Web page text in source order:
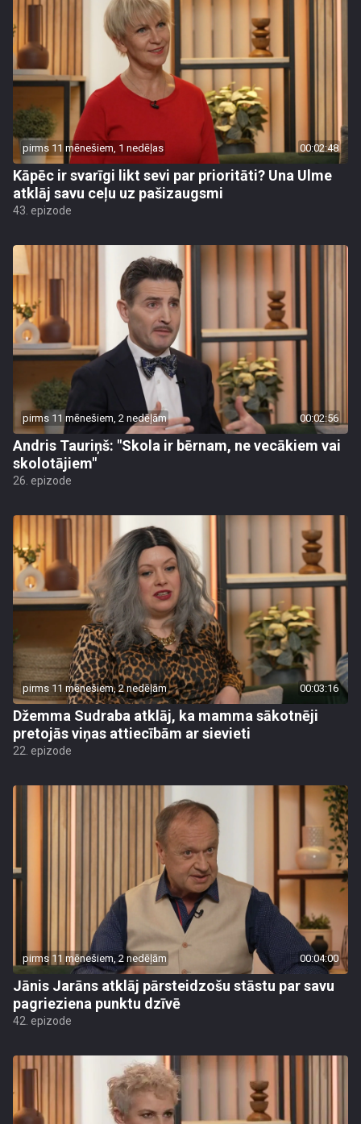
pirms 11 mēnešiem, 1 nedēļas 00:02:48
Kāpēc ir svarīgi likt sevi par prioritāti? Una Ulme
atklāj savu ceļu uz pašizaugsmi
43. epizode
pirms 11 mēnešiem, 2 nedēļām 00:02:56
Andris Tauriņš: "Skola ir bērnam, ne vecākiem vai
skolotājiem"
26. epizode
pirms 11 mēnešiem, 2 nedēļām 00:03:16
Džemma Sudraba atklāj, ka mamma sākotnēji
pretojās viņas attiecībām ar sievieti
22. epizode
pirms 11 mēnešiem, 2 nedēļām 00:04:00
Jānis Jarāns atklāj pārsteidzošu stāstu par savu
pagrieziena punktu dzīvē
42. epizode